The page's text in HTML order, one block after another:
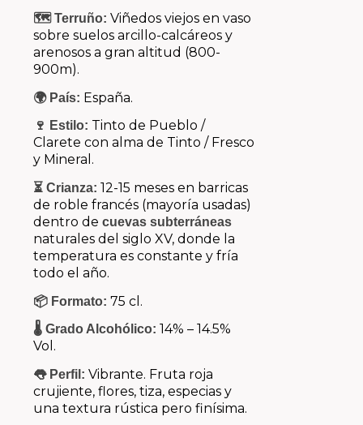
🗺️ Terruño: Viñedos viejos en vaso
sobre suelos arcillo-calcáreos y
arenosos a gran altitud (800-
900m).
🌍 País: España.
🍷 Estilo: Tinto de Pueblo /
Clarete con alma de Tinto / Fresco
y Mineral.
⏳ Crianza: 12-15 meses en barricas
de roble francés (mayoría usadas)
dentro de cuevas subterráneas
naturales del siglo XV, donde la
temperatura es constante y fría
todo el año.
📦 Formato: 75 cl.
🌡️ Grado Alcohólico: 14% – 14.5%
Vol.
👅 Perfil: Vibrante. Fruta roja
crujiente, flores, tiza, especias y
una textura rústica pero finísima.